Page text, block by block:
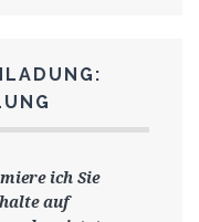
ich Sie
auf